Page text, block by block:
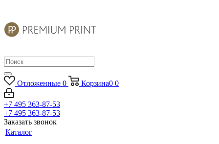
Отложенные 0 Корзина0 0
+7 495 363-87-53
+7 495 363-87-53
Заказать звонок
Каталог